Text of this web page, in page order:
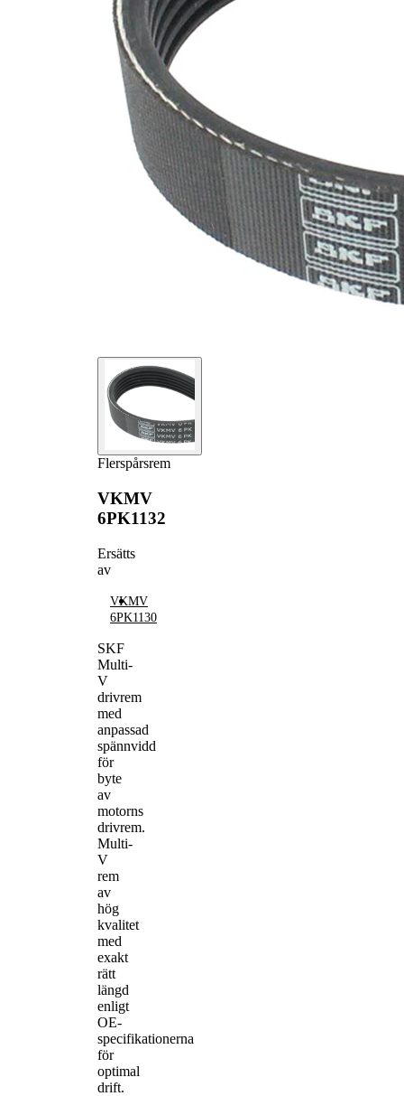
Flerspårsrem
VKMV
6PK1132
Ersätts
av
VKMV
6PK1130
SKF
Multi-
V
drivrem
med
anpassad
spännvidd
för
byte
av
motorns
drivrem.
Multi-
V
rem
av
hög
kvalitet
med
exakt
rätt
längd
enligt
OE-
specifikationerna
för
optimal
drift.